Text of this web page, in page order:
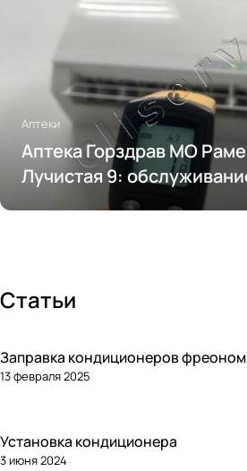
Аптеки
Аптека Горздрав МО
Лучистая 9:
кондиционирования
Статьи
Заправка кондиционеров фреоном
13 февраля 2025
Установка кондиционера
3 июня 2024